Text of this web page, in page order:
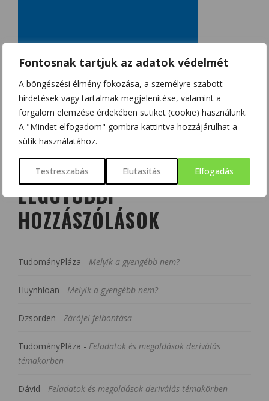
Fontosnak tartjuk az adatok védelmét
A böngészési élmény fokozása, a személyre szabott
hirdetések vagy tartalmak megjelenítése, valamint a
forgalom elemzése érdekében sütiket (cookie) használunk.
A "Mindet elfogadom" gombra kattintva hozzájárulhat a
sütik használatához.
Testreszabás Elutasítás Elfogadás
LEGUTÓBBI
HOZZÁSZÓLÁSOK
TudományPláza - Melyik a gyengébb nem?
Huynhloan - Melyik a gyengébb nem?
Dzsorden - Zárójel felbontása
TudományPláza - Feladatok és megoldások deriválás
témakörben
Dávid - Feladatok és megoldások deriválás témakörben